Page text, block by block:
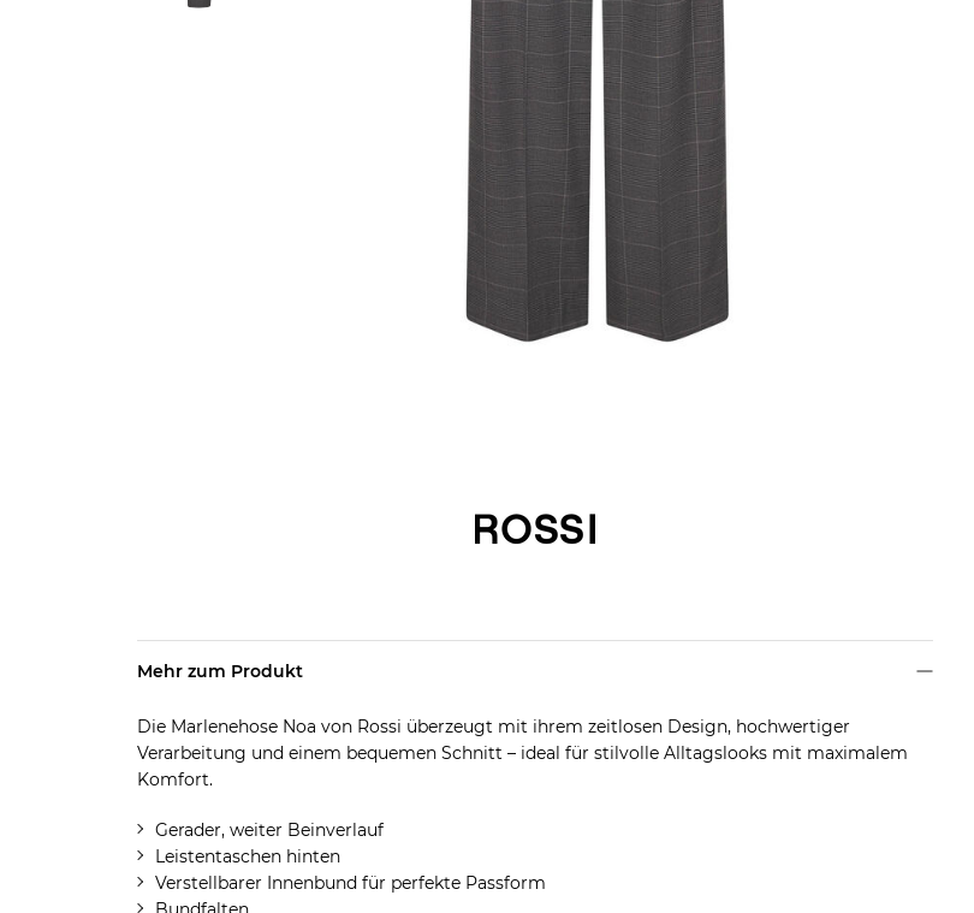
Mehr zum Produkt
Die Marlenehose Noa von Rossi überzeugt mit ihrem zeitlosen Design, hochwertiger
Verarbeitung und einem bequemen Schnitt – ideal für stilvolle Alltagslooks mit maximalem
Komfort.
Gerader, weiter Beinverlauf
Leistentaschen hinten
Verstellbarer Innenbund für perfekte Passform